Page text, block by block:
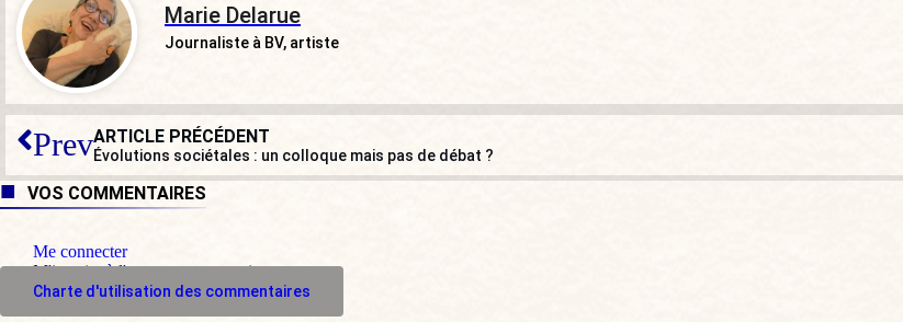
Marie Delarue
Journaliste à BV, artiste
PrevARTICLE PRÉCÉDENT
Évolutions sociétales : un colloque mais pas de débat ?
VOS COMMENTAIRES
Me connecter
M'inscrire à l'espace commentaire
Charte d'utilisation des commentaires